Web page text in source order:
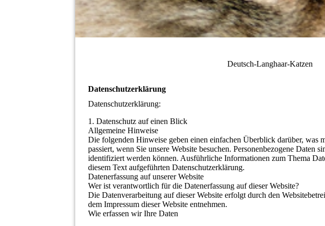
Deutsch-
Datenschutzerklärung
Datenschutzerklärung:
1. Datenschutz auf einen Blick
Allgemeine Hinweise
Die folgenden Hinweise geben einen einfachen Überblick darüber, was
passiert, wenn Sie unsere Website besuchen. Personenbezogene Daten
identifiziert werden können. Ausführliche Informationen zum Thema
diesem Text aufgeführten Datenschutzerklärung.
Datenerfassung auf unserer Website
Wer ist verantwortlich für die Datenerfassung auf dieser Website?
Die Datenverarbeitung auf dieser Website erfolgt durch den
dem Impressum dieser Website entnehmen.
Wie erfassen wir Ihre Daten